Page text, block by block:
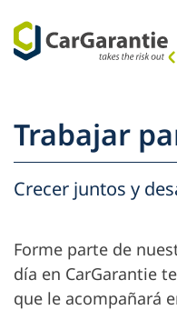
Socios
Servicio
Socios
Empresa
Carrera
Trabajar
Crecer juntos y
Forme parte de
día en CarGarantie
que le acompañará